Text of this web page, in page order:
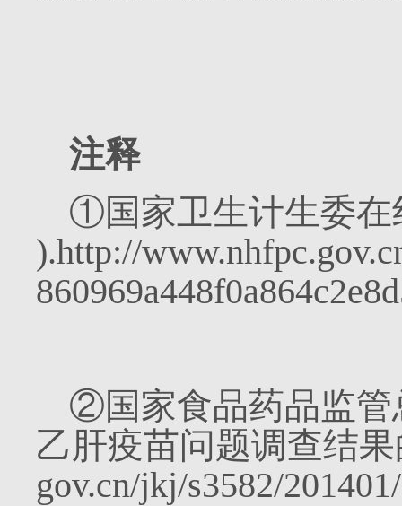
注释
①国家卫生计生委在
).http://
②国家食品药品监管
乙肝疫苗问题调查结
gov.cn/jkj/s3582/